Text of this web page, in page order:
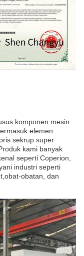
komponen mesin
elemen
sekrup super
kami banyak
seperti Coperion,
industri seperti
obatan, dan